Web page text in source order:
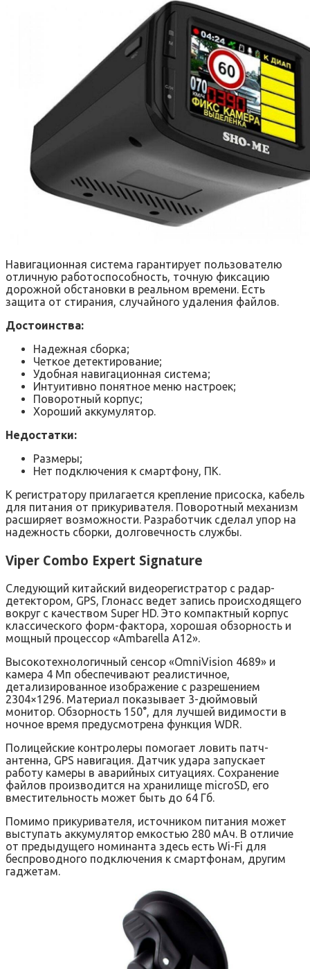
Навигационная система гарантирует пользователю
отличную работоспособность, точную фиксацию
дорожной обстановки в реальном времени. Есть
защита от стирания, случайного удаления файлов.
Достоинства:
Надежная сборка;
Четкое детектирование;
Удобная навигационная система;
Интуитивно понятное меню настроек;
Поворотный корпус;
Хороший аккумулятор.
Недостатки:
Размеры;
Нет подключения к смартфону, ПК.
К регистратору прилагается крепление присоска, кабель
для питания от прикуривателя. Поворотный механизм
расширяет возможности. Разработчик сделал упор на
надежность сборки, долговечность службы.
Viper Combo Expert Signature
Следующий китайский видеорегистратор с радар-
детектором, GPS, Глонасс ведет запись происходящего
вокруг с качеством Super HD. Это компактный корпус
классического форм-фактора, хорошая обзорность и
мощный процессор «Ambarella A12».
Высокотехнологичный сенсор «OmniVision 4689» и
камера 4 Мп обеспечивают реалистичное,
детализированное изображение с разрешением
2304×1296. Материал показывает 3-дюймовый
монитор. Обзорность 150°, для лучшей видимости в
ночное время предусмотрена функция WDR.
Полицейские контролеры помогает ловить патч-
антенна, GPS навигация. Датчик удара запускает
работу камеры в аварийных ситуациях. Сохранение
файлов производится на хранилище microSD, его
вместительность может быть до 64 Гб.
Помимо прикуривателя, источником питания может
выступать аккумулятор емкостью 280 мАч. В отличие
от предыдущего номинанта здесь есть Wi-Fi для
беспроводного подключения к смартфонам, другим
гаджетам.